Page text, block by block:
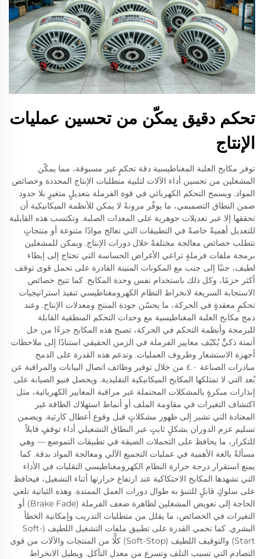
تحكم دقيق يمكّن من تحسين عمليات
الإنتاج
توفر مكابح العلبة المغناطيسية دقة تحكمٍ غير مسبوقة، مما يمكّن
المشغلين من تحسين أداء الآلات لتلبية متطلبات الإنتاج المحددة وخصائص
المواد. ويسمح التحكم الكهربائي في قوة الفرملة بتعديلٍ متغيرٍ بلا حدود
ضمن النطاق التصميمي، ما يوفّر مرونةً لا يمكن للأنظمة الميكانيكية أن
تحققها إلا عبر تعديلات جوهرية على المعدات الصلبة. وتكتسب هذه القابلية
للتعديل أهميةً خاصةً في التطبيقات التي تعالج موادًا متنوعة أو منتجاتٍ
تتطلب خصائص معالجة مختلفةً خلال دورات الإنتاج. ويمكن للمشغلين
برمجة ملفات فرملةٍ تراعي الأغراض الحساسة التي تحتاج إلى إبطاء
لطيف، جنبًا إلى جنب مع المكونات المتينة القادرة على تحمل قوى توقف
أكثر حزمًا، وكل ذلك باستخدام نفس وحدة المكابح. كما تتيح خصائص
الاستجابة السريعة لانخراط النظام الكهرومغناطيسي تنفيذ استراتيجيات
تحكمٍ معقدةٍ في الحركة، ما يحسّن جودة المنتج ومعدلات الإنتاج. وعند
دمج مكابح العلبة المغناطيسية مع وحدات التحكم المنطقية القابلة
للبرمجة وأنظمة التحكم في الحركة، تصبح هذه المكابح جزءًا من حل
أتمتة ذكيٍّ يُكيّف معايير الفرملة في الزمن الحقيقي استنادًا إلى ملاحظات
أجهزة الاستشعار وظروف العمليات. وتدعم هذه القدرة على الدمج
مبادرات الصناعة ٤.٠ من خلال توفير وظائف اتصال البيانات والمراقبة عن
بُعد التي لا تمتلكها المكابح الميكانيكية التقليدية. ويحصل فنيو الصيانة على
إنذارات مبكرةٍ بالمشكلات المحتملة عبر مراقبة المعايير الكهربائية، مثل
اكتشاف التغيرات في مقاومة الملف أو أنماط استهلاك الطاقة غير
المعتادة التي تشير إلى ظهور مشكلاتٍ قبل وقوع أعطال كارثية. ويضمن
تسليم عزم الدوران بشكلٍ ثابتٍ عبر النطاق التشغيلي أداء توقفٍ قابلاً
للتكرار، ما يحافظ على التحملات الضيقة في تطبيقات التموضع — وهي
مسألةٌ بالغة الأهمية في عمليات التجميع الآلي ومعالجة المواد بدقة. كما
يمنع استقرار درجة حرارة النظام الكهرومغناطيسي التقلبات في الأداء
التي تشهدها المكابح الاحتكاكية عند ارتفاع حرارتها أثناء التشغيل، فيحافظ
على سلوكٍ قابلٍ للتنبؤ به طوال دورات العمل الممتدة. وهذه الثباتية تلغي
الحاجة إلى تعويض المشغلين لظاهرة ضعف الفرملة (Brake Fade) أو
التغيرات في الخصائص، ما يقلل من متطلبات التدريب وإمكانية الخطأ
البشري. كما تحمي القدرة على تطبيق ملفات التشغيل اللطيف (Soft-
Start) والتوقيف اللطيف (Soft-Stop) كلًّا من المنتجات والآلات من قوى
التصادم التي تسبب التلف وتسرع من معدل التآكل. ويطيل الانخراط